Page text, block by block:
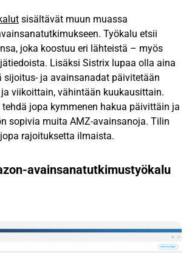
sisältävät muun muassa
Työkalu etsii
joka koostuu eri lähteistä – myös
Lisäksi Sistrix lupaa olla aina
sijoitus- ja avainsanadat päivitetään
viikoittain, vähintään kuukausittain.
jopa kymmenen hakua päivittäin ja
sopivia muita AMZ-avainsanoja. Tilin
rajoituksetta ilmaista.
avainsanatutkimustyökalu